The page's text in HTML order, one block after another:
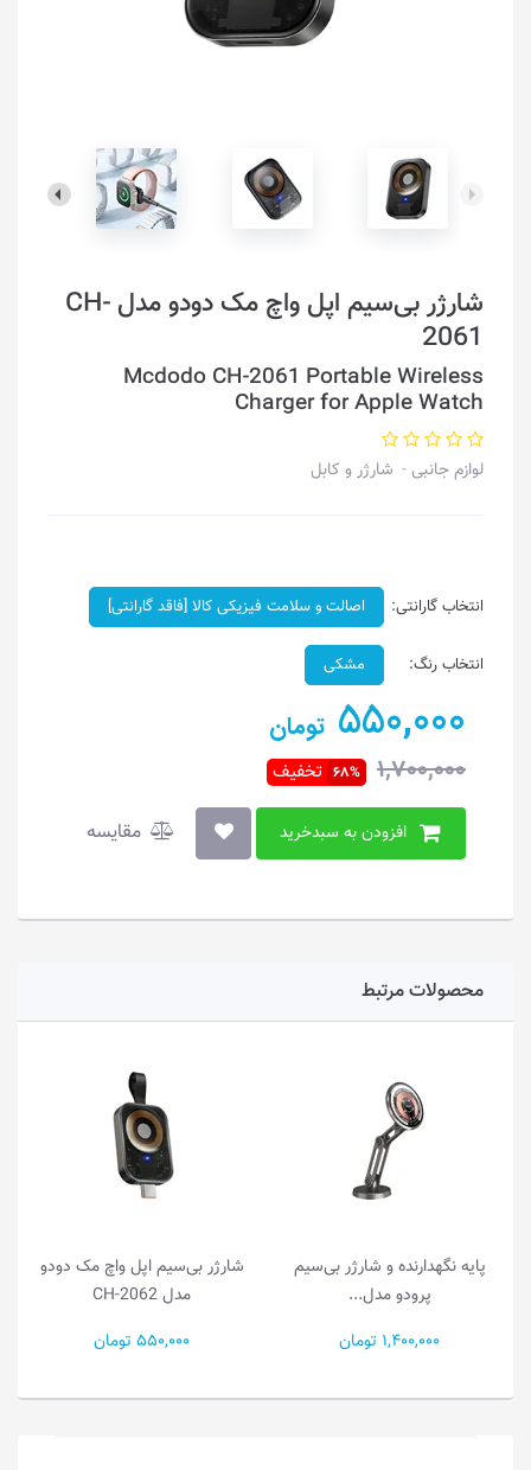
شارژر بی‌سیم اپل واچ مک دودو مدل CH-
2061
Mcdodo CH-2061 Portable Wireless
Charger for Apple Watch
لوازم جانبی شارژر و کابل
انتخاب گارانتی: اصالت و سلامت فیزیکی کالا [فاقد گارانتی]
انتخاب رنگ: مشکی
550,000 تومان
1,700,000
68% تخفیف
افزودن به سبدخرید مقایسه
محصولات مرتبط
بی‌سیم
شارژر بی‌سیم اپل واچ مک دودو
مدل CH-2062
550,000 تومان
پایه نگهدارنده و شارژر
پرودو مدل...
1,400,000 تومان